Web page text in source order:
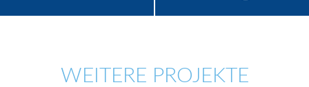
WEITERE PROJEKTE